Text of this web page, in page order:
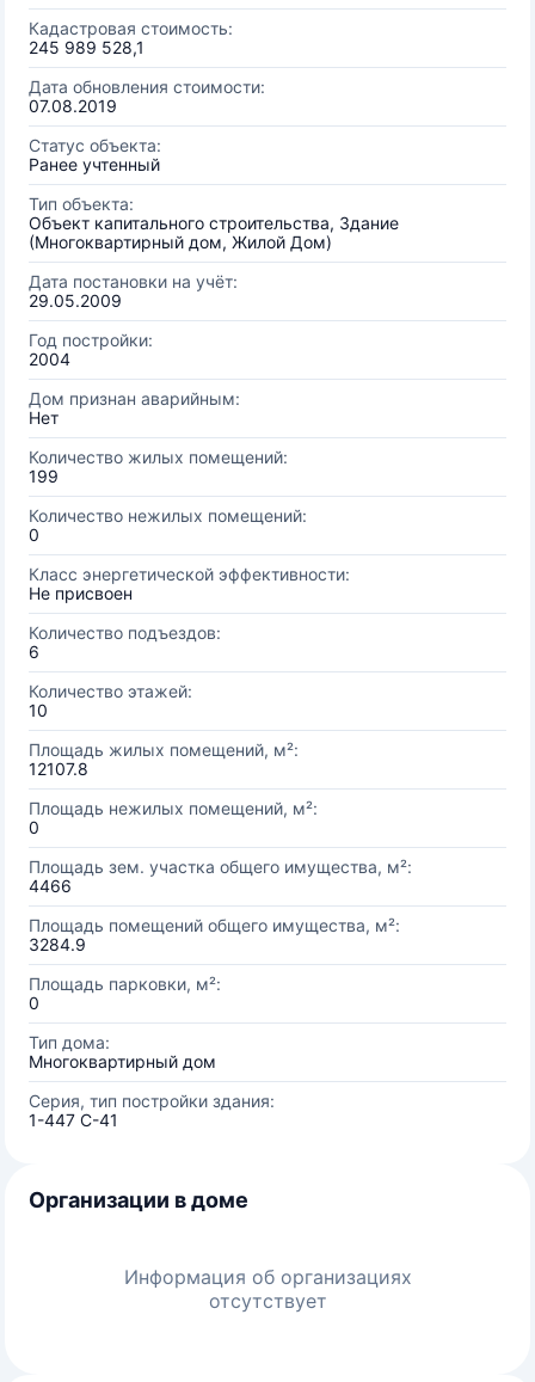
Кадастровая стоимость:
245 989 528,1
Дата обновления стоимости:
07.08.2019
Статус объекта:
Ранее учтенный
Тип объекта:
Объект капитального строительства, Здание
(Многоквартирный дом, Жилой Дом)
Дата постановки на учёт:
29.05.2009
Год постройки:
2004
Дом признан аварийным:
Нет
Количество жилых помещений:
199
Количество нежилых помещений:
0
Класс энергетической эффективности:
Не присвоен
Количество подъездов:
6
Количество этажей:
10
Площадь жилых помещений, м²:
12107.8
Площадь нежилых помещений, м²:
0
Площадь зем. участка общего имущества, м²:
4466
Площадь помещений общего имущества, м²:
3284.9
Площадь парковки, м²:
0
Тип дома:
Многоквартирный дом
Серия, тип постройки здания:
1-447 С-41
Организации в доме
Информация об организациях
отсутствует